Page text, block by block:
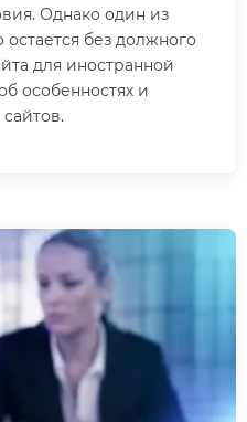
Однако один из
без должного
для иностранной
особенностях и